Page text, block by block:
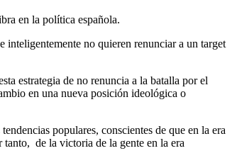
en la política española.
inteligentemente no quieren renunciar a un target
estrategia de no renuncia a la batalla por el
en una nueva posición ideológica o
populares, conscientes de que en la era
tanto, de la victoria de la gente en la era